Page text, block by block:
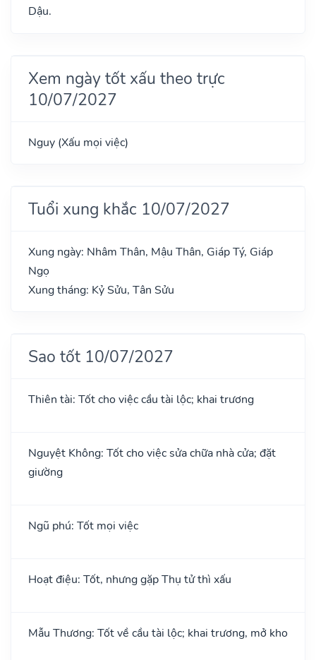
Dậu.
Xem ngày tốt xấu theo trực
10/07/2027
Nguy (Xấu mọi việc)
Tuổi xung khắc 10/07/2027
Xung ngày: Nhâm Thân, Mậu Thân, Giáp Tý, Giáp
Ngọ
Xung tháng: Kỷ Sửu, Tân Sửu
Sao tốt 10/07/2027
Thiên tài: Tốt cho việc cầu tài lộc; khai trương
Nguyệt Không: Tốt cho việc sửa chữa nhà cửa; đặt
giường
Ngũ phú: Tốt mọi việc
Hoạt điệu: Tốt, nhưng gặp Thụ tử thì xấu
Mẫu Thương: Tốt về cầu tài lộc; khai trương, mở kho